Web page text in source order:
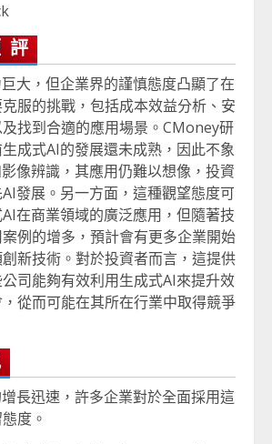
評
大，但企業界的謹慎態度凸顯了在
服的挑戰，包括成本效益分析、安
找到合適的應用場景。CMoney研
成式AI的發展還未成熟，因此不象
像辨識，其應用仍難以想像，投資
發展。另一方面，這種觀望態度可
在商業領域的廣泛應用，但隨著技
例的增多，預計會有更多企業開始
新技術。對於投資者而言，這提供
司能夠有效利用生成式AI來提升效
從而可能在其所在行業中取得競爭
長迅速，許多企業對於全面採用這
度。